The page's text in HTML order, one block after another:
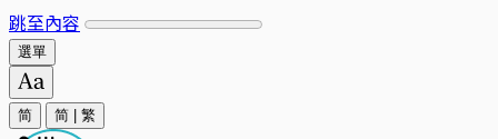
跳至內容
選單
简 简 繁